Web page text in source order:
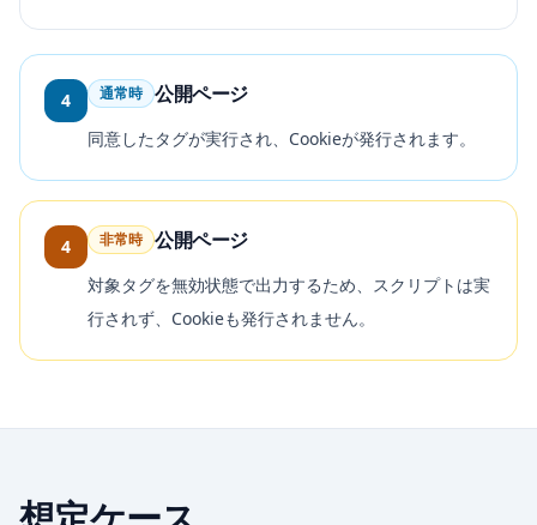
4 通常時 公開ページ
同意したタグが実行され、Cookieが発行されます。
4 非常時 公開ページ
対象タグを無効状態で出力するため、スクリプトは実
行されず、Cookieも発行されません。